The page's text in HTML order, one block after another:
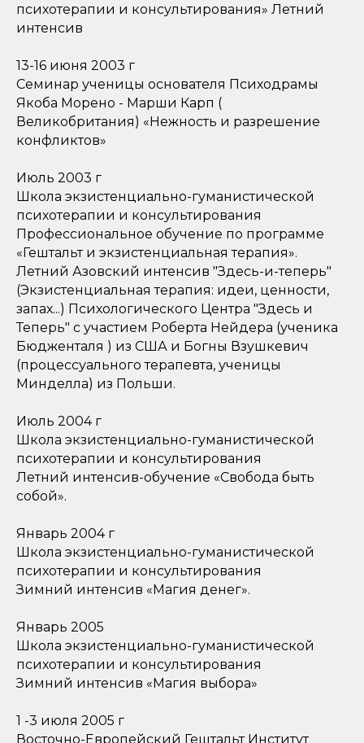
психотерапии и консультирования» Летний
интенсив
13-16 июня 2003 г
Семинар ученицы основателя Психодрамы
Якоба Морено - Марши Карп (
Великобритания) «Нежность и разрешение
конфликтов»
Июль 2003 г
Школа экзистенциально-гуманистической
психотерапии и консультирования
Профессиональное обучение по программе
«Гештальт и экзистенциальная терапия».
Летний Азовский интенсив "Здесь-и-теперь"
(Экзистенциальная терапия: идеи, ценности,
запах...) Психологического Центра "Здесь и
Теперь" с участием Роберта Нейдера (ученика
Бюдженталя ) из США и Богны Взушкевич
(процессуального терапевта, ученицы
Минделла) из Польши.
Июль 2004 г
Школа экзистенциально-гуманистической
психотерапии и консультирования
Летний интенсив-обучение «Свобода быть
собой».
Январь 2004 г
Школа экзистенциально-гуманистической
психотерапии и консультирования
Зимний интенсив «Магия денег».
Январь 2005
Школа экзистенциально-гуманистической
психотерапии и консультирования
Зимний интенсив «Магия выбора»
1 -3 июля 2005 г
Восточно-Европейский Гештальт Институт